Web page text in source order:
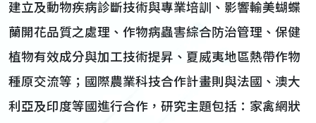
建立及動物疾病診斷技術與專業培訓、影響輸美蝴蝶
蘭開花品質之處理、作物病蟲害綜合防治管理、保健
植物有效成分與加工技術提昇、夏威夷地區熱帶作物
種原交流等；國際農業科技合作計畫則與法國、澳大
利亞及印度等國進行合作，研究主題包括：家禽網狀